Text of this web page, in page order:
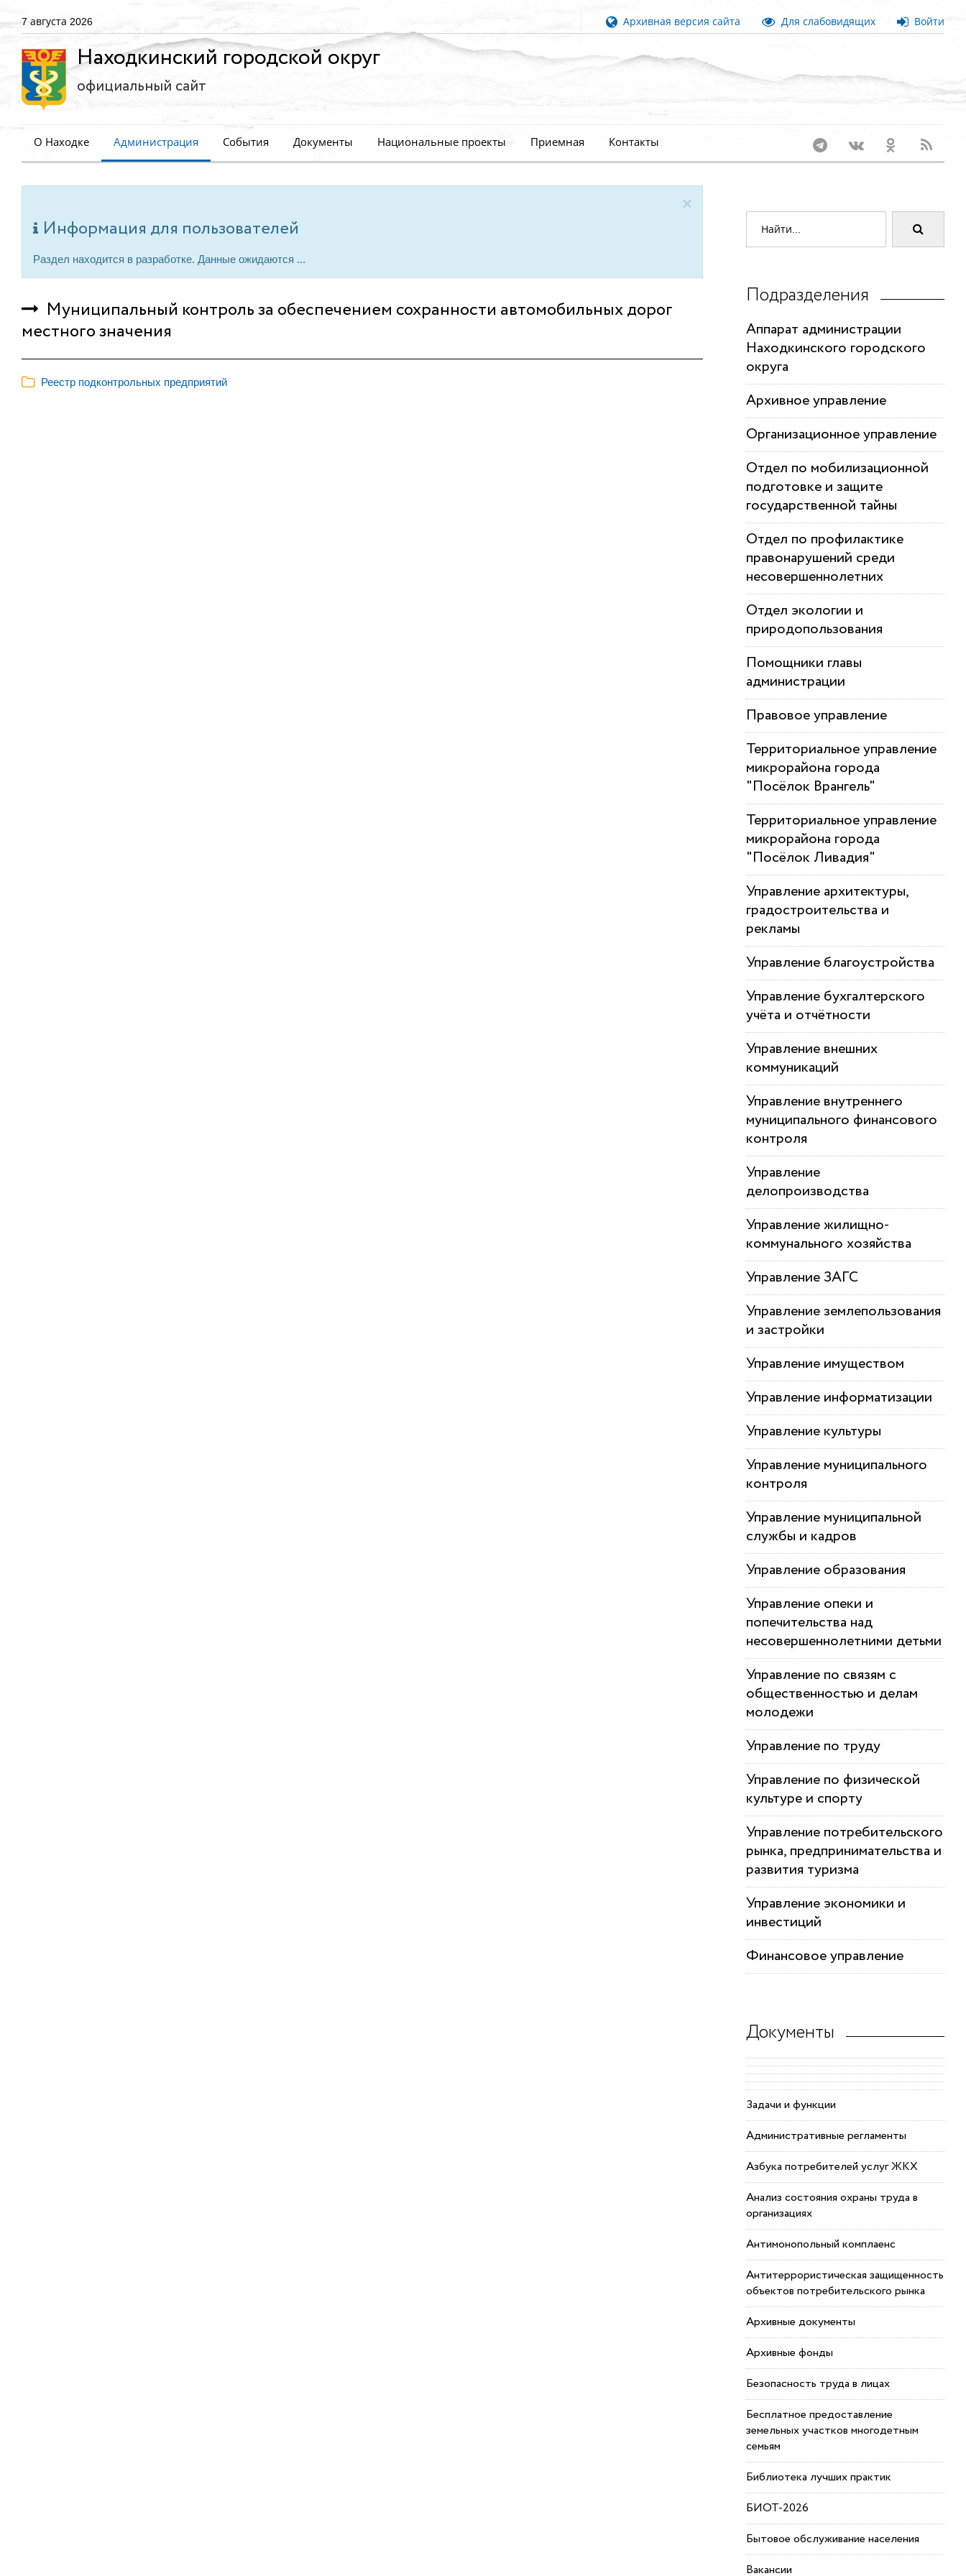
7 августа 2026 Архивная версия сайта Для слабовидящих Войти
Находкинский городской округ
официальный сайт
О Находке Администрация События Документы Национальные проекты Приемная Контакты
×
Информация для пользователей
Раздел находится в разработке. Данные ожидаются ...
Муниципальный контроль за обеспечением сохранности автомобильных дорог
местного значения
Реестр подконтрольных предприятий
Подразделения
Аппарат администрации
Находкинского городского
округа
Архивное управление
Организационное управление
Отдел по мобилизационной
подготовке и защите
государственной тайны
Отдел по профилактике
правонарушений среди
несовершеннолетних
Отдел экологии и
природопользования
Помощники главы
администрации
Правовое управление
Территориальное управление
микрорайона города
"Посёлок Врангель"
Территориальное управление
микрорайона города
"Посёлок Ливадия"
Управление архитектуры,
градостроительства и
рекламы
Управление благоустройства
Управление бухгалтерского
учёта и отчётности
Управление внешних
коммуникаций
Управление внутреннего
муниципального финансового
контроля
Управление
делопроизводства
Управление жилищно-
коммунального хозяйства
Управление ЗАГС
Управление землепользования
и застройки
Управление имуществом
Управление информатизации
Управление культуры
Управление муниципального
контроля
Управление муниципальной
службы и кадров
Управление образования
Управление опеки и
попечительства над
несовершеннолетними детьми
Управление по связям с
общественностью и делам
молодежи
Управление по труду
Управление по физической
культуре и спорту
Управление потребительского
рынка, предпринимательства и
развития туризма
Управление экономики и
инвестиций
Финансовое управление
Документы
Задачи и функции
Административные регламенты
Азбука потребителей услуг ЖКХ
Анализ состояния охраны труда в
организациях
Антимонопольный комплаенс
Антитеррористическая защищенность
объектов потребительского рынка
Архивные документы
Архивные фонды
Безопасность труда в лицах
Бесплатное предоставление
земельных участков многодетным
семьям
Библиотека лучших практик
БИОТ-2026
Бытовое обслуживание населения
Вакансии